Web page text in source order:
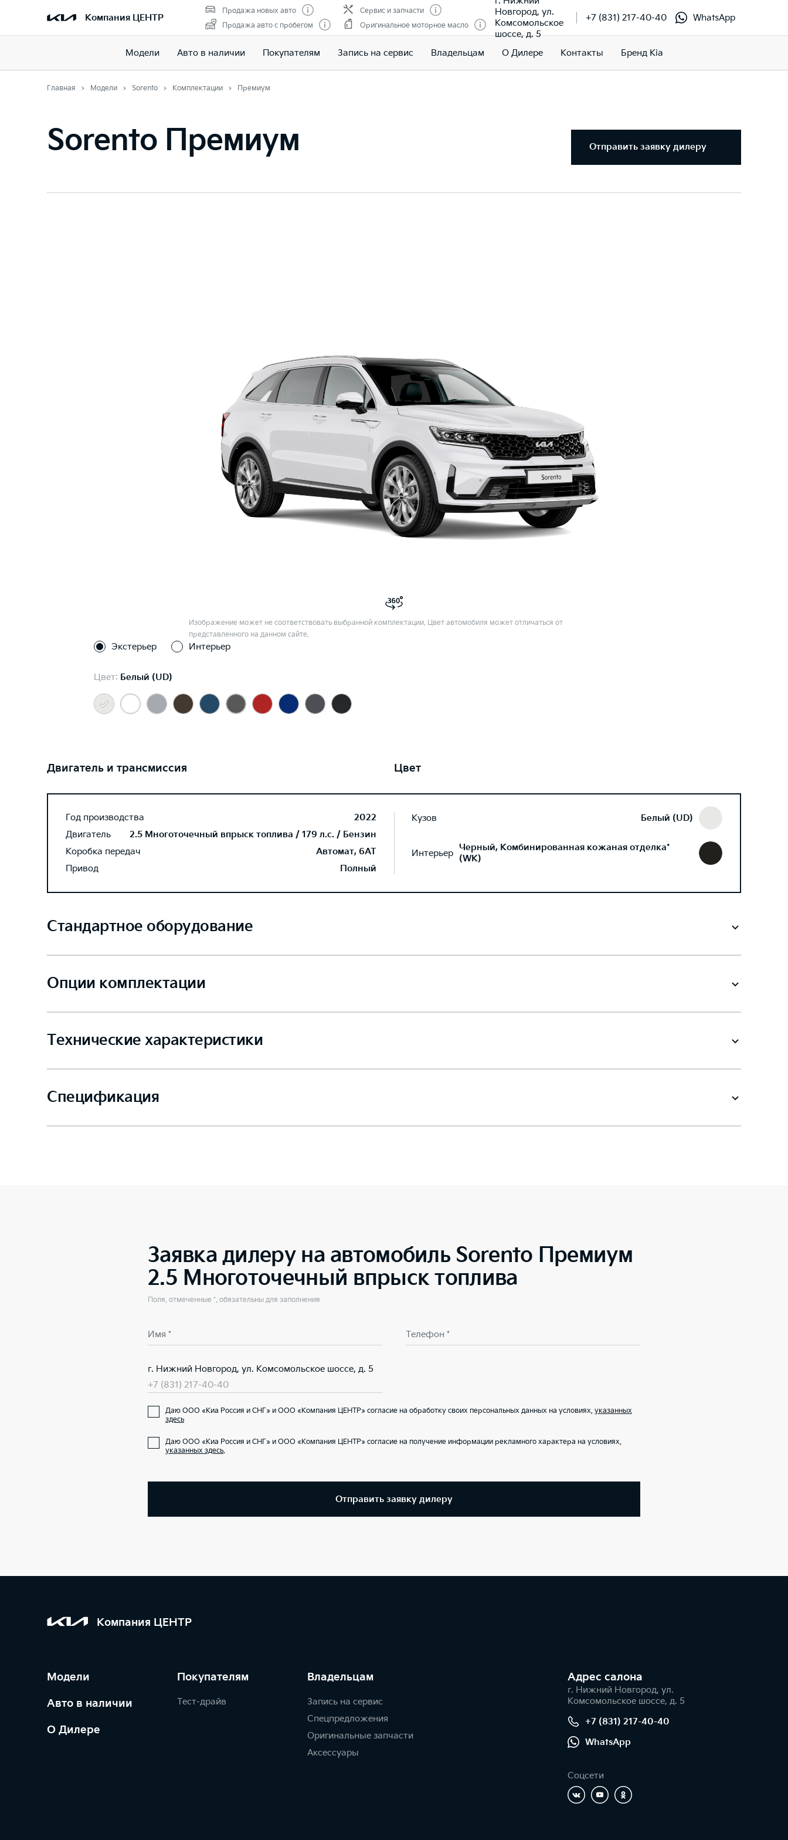
Компания ЦЕНТР
Продажа новых авто
Продажа авто с пробегом
Сервис и запчасти
Оригинальное моторное масло
Новгород, ул.
Комсомольское
шоссе, д. 5
+7 (831) 217-40-40 WhatsApp
Модели Авто в наличии Покупателям Запись на сервис Владельцам О Дилере Контакты Бренд Kia
Главная Модели Sorento Комплектации Премиум
Sorento Премиум Отправить заявку дилеру
Изображение может не соответствовать выбранной комплектации. Цвет автомобиля может отличаться от
представленного на данном сайте.
Экстерьер Интерьер
Цвет: Белый (UD)
Двигатель и трансмиссия
Год производства
2022
Двигатель
2.5 Многоточечный впрыск топлива / 179 л.с. / Бензин
Коробка передач
Автомат, 6AT
Привод
Полный
Цвет
Кузов Белый (UD)
Интерьер Черный, Комбинированная кожаная отделка*
(WK)
Стандартное оборудование
Опции комплектации
Технические характеристики
Спецификация
Заявка дилеру на автомобиль Sorento Премиум
2.5 Многоточечный впрыск топлива
Поля, отмеченные *, обязательны для заполнения
Имя * Телефон *
г. Нижний Новгород, ул. Комсомольское шоссе, д. 5
+7 (831) 217-40-40
Даю ООО «Киа Россия и СНГ» и ООО «Компания ЦЕНТР» согласие на обработку своих персональных данных на условиях, указанных
здесь
Даю ООО «Киа Россия и СНГ» и ООО «Компания ЦЕНТР» согласие на получение информации рекламного характера на условиях,
указанных здесь.
Отправить заявку дилеру
Компания ЦЕНТР
Модели
Авто в наличии
О Дилере
Покупателям
Тест-драйв
Владельцам
Запись на сервис
Спецпредложения
Оригинальные запчасти
Аксессуары
Адрес салонa
г. Нижний Новгород, ул.
Комсомольское шоссе, д. 5
+7 (831) 217-40-40
WhatsApp
Соцсети